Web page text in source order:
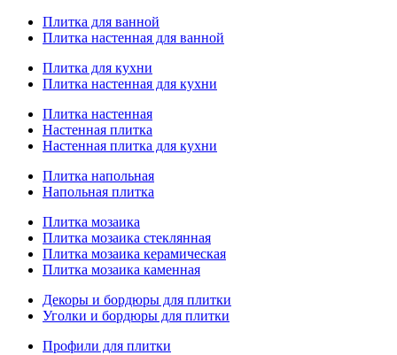
Плитка для ванной
Плитка настенная для ванной
Плитка для кухни
Плитка настенная для кухни
Плитка настенная
Настенная плитка
Настенная плитка для кухни
Плитка напольная
Напольная плитка
Плитка мозаика
Плитка мозаика стеклянная
Плитка мозаика керамическая
Плитка мозаика каменная
Декоры и бордюры для плитки
Уголки и бордюры для плитки
Профили для плитки